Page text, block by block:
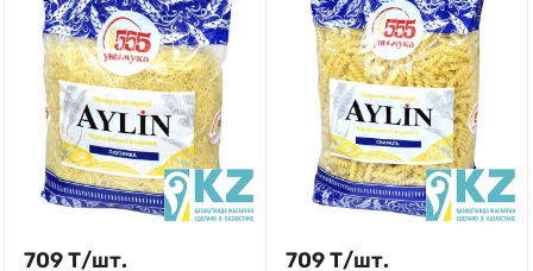
709Т/шт. 709Т/шт.